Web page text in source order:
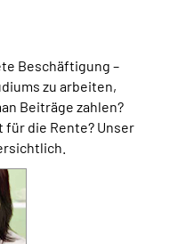
Beschäftigung –
zu arbeiten,
Beiträge zahlen?
die Rente? Unser